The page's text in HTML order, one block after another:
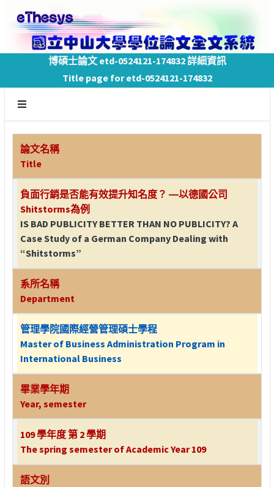
博碩士論文 etd-0524121-174832 詳細資訊
Title page for etd-0524121-174832
論文名稱
Title
負面行銷是否能有效提升知名度？ ―以德國公司
Shitstorms為例
IS BAD PUBLICITY BETTER THAN NO PUBLICITY? A
Case Study of a German Company Dealing with
“Shitstorms”
系所名稱
Department
管理學院國際經營管理碩士學程
Master of Business Administration Program in
International Business
畢業學年期
Year, semester
109 學年度 第 2 學期
The spring semester of Academic Year 109
語文別